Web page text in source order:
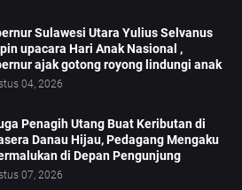
Sulawesi Utara Yulius Selvanus
upacara Hari Anak Nasional ,
ajak gotong royong lindungi anak
04, 2026
Penagih Utang Buat Keributan di
Danau Hijau, Pedagang Mengaku
di Depan Pengunjung
07, 2026